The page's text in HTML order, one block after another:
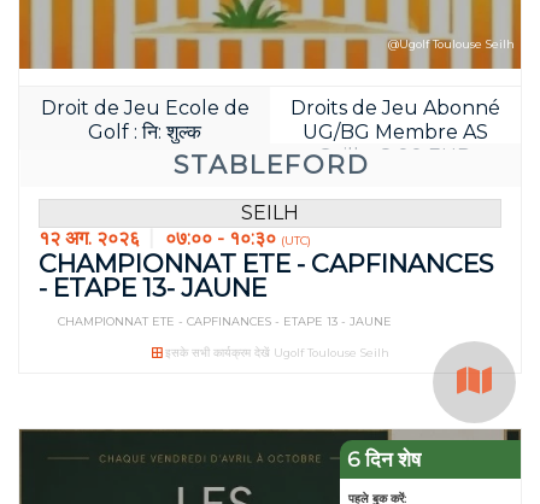
STABLEFORD
Droit de Jeu Ecole de
Golf : नि: शुल्क
Droits de Jeu Abonné
UG/BG Membre AS
Seilh : 8.00 EUR
@Ugolf Toulouse Seilh
SEILH
१२ अग. २०२६
०७:०० - १०:३० (UTC)
CHAMPIONNAT ETE - CAPFINANCES
- ETAPE 13- JAUNE
CHAMPIONNAT ETE - CAPFINANCES - ETAPE 13 - JAUNE
इसके सभी कार्यक्रम देखें Ugolf Toulouse Seilh
6 दिन शेष